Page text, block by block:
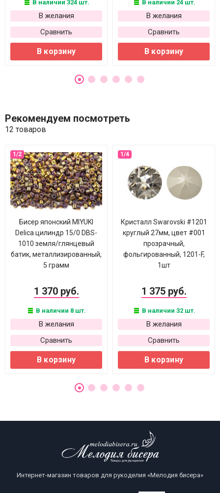
В наличии 324 шт.
В желания
Сравнить
В корзину
В наличии 24 шт.
В желания
Сравнить
В корзину
Рекомендуем посмотреть
12 товаров
Бисер японский MIYUKI
Delica цилиндр 15/0 DBS-
1010 земля/глянцевый
батик, металлизированный,
5 грамм
1 370 руб.
В наличии 8 шт.
В желания
Сравнить
В корзину
Кристалл Swarovski #1201
круглый 27мм, цвет #001
прозрачный,
фольгированный, 1201-F,
1шт
1 375 руб.
В наличии 32 шт.
В желания
Сравнить
В корзину
Интернет-магазин товаров для рукоделия «Мелодия бисера»